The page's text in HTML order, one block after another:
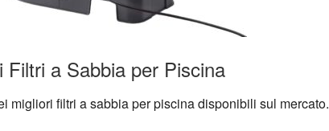
Filtri a Sabbia per Piscina
migliori filtri a sabbia per piscina disponibili sul mercato.